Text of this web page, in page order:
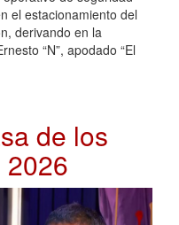
el estacionamiento del
derivando en la
“N”, apodado “El
de los